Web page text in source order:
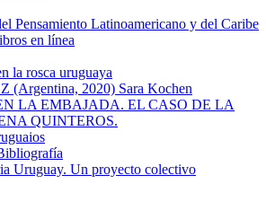
Pensamiento Latinoamericano y del Caribe
en línea
la rosca uruguaya
(Argentina, 2020) Sara Kochen
LA EMBAJADA. EL CASO DE LA
QUINTEROS.
Uruguay. Un proyecto colectivo